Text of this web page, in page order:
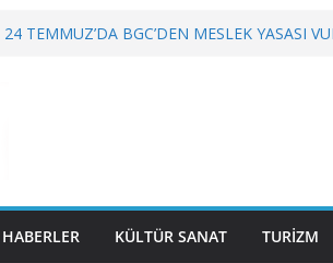
24 TEMMUZ’DA BGC’DEN MESLEK YASASI
HABERLER KÜLTÜR SANAT TURİZM